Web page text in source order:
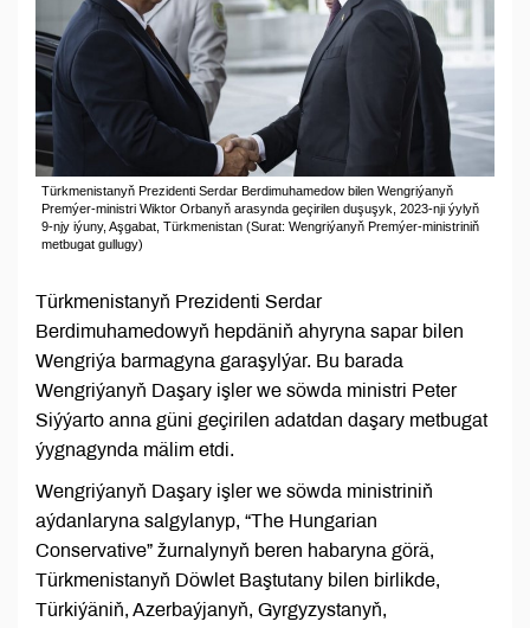
Türkmenistanyň Prezidenti Serdar Berdimuhamedow bilen Wengriýanyň
Premýer-ministri Wiktor Orbanyň arasynda geçirilen duşuşyk, 2023-nji ýylyň
9-njy iýuny, Aşgabat, Türkmenistan (Surat: Wengriýanyň Premýer-ministriniň
metbugat gullugy)
Türkmenistanyň Prezidenti Serdar
Berdimuhamedowyň hepdäniň ahyryna sapar bilen
Wengriýa barmagyna garaşylýar. Bu barada
Wengriýanyň Daşary işler we söwda ministri Peter
Siýýarto anna güni geçirilen adatdan daşary metbugat
ýygnagynda mälim etdi.
Wengriýanyň Daşary işler we söwda ministriniň
aýdanlaryna salgylanyp, “The Hungarian
Conservative” žurnalynyň beren habaryna görä,
Türkmenistanyň Döwlet Baştutany bilen birlikde,
Türkiýäniň, Azerbaýjanyň, Gyrgyzystanyň,